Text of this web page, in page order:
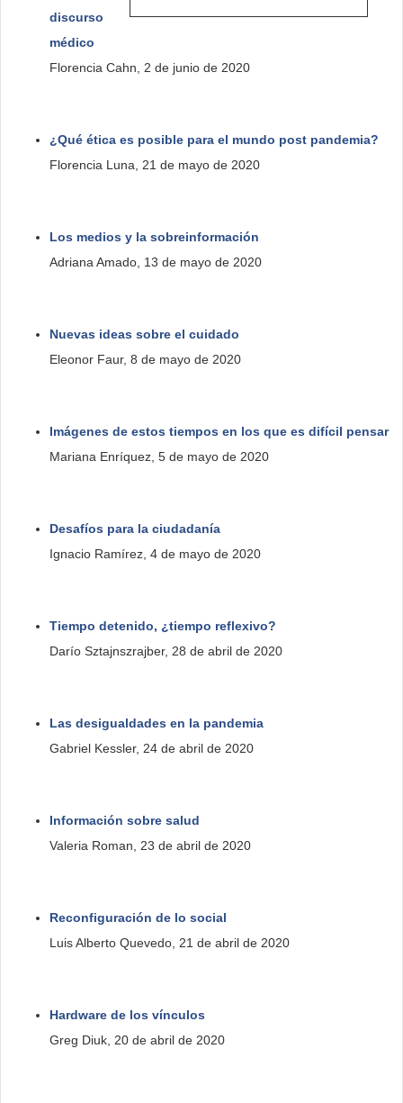
discurso
médico
Florencia Cahn, 2 de junio de 2020
¿Qué ética es posible para el mundo post pandemia?
Florencia Luna, 21 de mayo de 2020
Los medios y la sobreinformación
Adriana Amado, 13 de mayo de 2020
Nuevas ideas sobre el cuidado
Eleonor Faur, 8 de mayo de 2020
Imágenes de estos tiempos en los que es difícil pensar
Mariana Enríquez, 5 de mayo de 2020
Desafíos para la ciudadanía
Ignacio Ramírez, 4 de mayo de 2020
Tiempo detenido, ¿tiempo reflexivo?
Darío Sztajnszrajber, 28 de abril de 2020
Las desigualdades en la pandemia
Gabriel Kessler, 24 de abril de 2020
Información sobre salud
Valeria Roman, 23 de abril de 2020
Reconfiguración de lo social
Luis Alberto Quevedo, 21 de abril de 2020
Hardware de los vínculos
Greg Diuk, 20 de abril de 2020
de
https://www.youtube.com/watch?
hA735bg&index=6